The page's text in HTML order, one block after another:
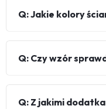
Q: Jakie kolory
Q: Czy wzór
Q: Z jakimi